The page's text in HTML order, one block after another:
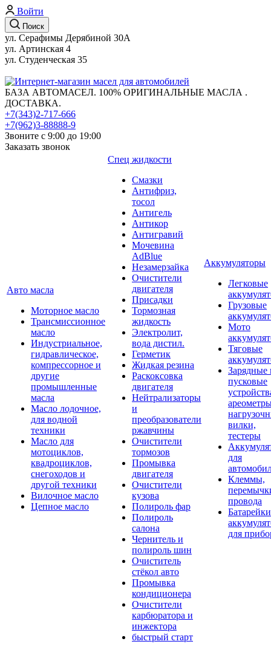
Войти
Поиск
ул. Серафимы Дерябиной 30А
ул. Артинская 4
ул. Студенческая 35
БАЗА АВТОМАСЕЛ. 100% ОРИГИНАЛЬНЫЕ МАСЛА .
ДОСТАВКА.
+7(343)2-717-666
+7(962)3-88888-9
Звоните с 9:00 до 19:00
Заказать звонок
Авто масла
Моторное масло
Трансмиссионное
масло
Индустриальное,
гидравлическое,
компрессорное и
другие
промышленные
масла
Масло лодочное,
для водной
техники
Масло для
мотоциклов,
квадроциклов,
снегоходов и
другой техники
Вилочное масло
Цепное масло
Спец жидкости
Смазки
Антифриз,
тосол
Антигель
Антикор
Антигравий
Мочевина
AdBlue
Незамерзайка
Очистители
двигателя
Присадки
Тормозная
жидкость
Электролит,
вода дистил.
Герметик
Жидкая резина
Раскоксовка
двигателя
Нейтрализаторы
и
преобразователи
ржавчины
Очистители
тормозов
Промывка
двигателя
Очистители
кузова
Полироль фар
Полироль
салона
Чернитель и
полироль шин
Очиститель
стёкол авто
Промывка
кондиционера
Очистители
карбюратора и
инжектора
быстрый старт
Аккумуляторы
Легковые
Грузовые
Мото
Тяговые
Зарядные
пусковые
вилки,
тестеры
для
Клеммы,
провода
для